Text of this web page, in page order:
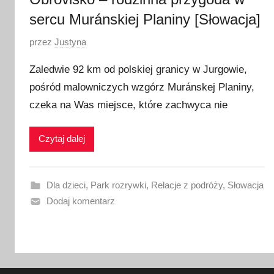
6
sercu Muránskiej Planiny [Słowacja]
O
u
b
l
o
a
n
przez Justyna
Zaledwie 92 km od polskiej granicy w Jurgowie,
pośród malowniczych wzgórz Muránskej Planiny,
czeka na Was miejsce, które zachwyca nie
Czytaj dalej
Dla dzieci, Park rozrywki, Relacje z podróży, Słowacja
Dodaj komentarz